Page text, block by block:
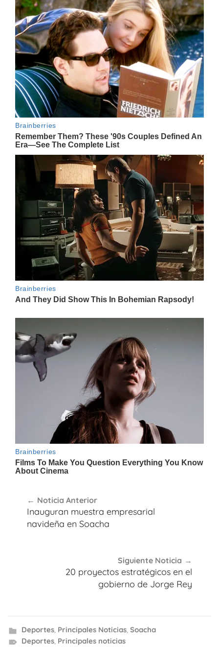
de
entradas
Noticia Anterior
Inauguran muestra empresarial
navideña en Soacha
Siguiente Noticia
20 proyectos estratégicos en el
gobierno de Jorge Rey
Deportes, Principales Noticias, Soacha
Deportes, Principales noticias